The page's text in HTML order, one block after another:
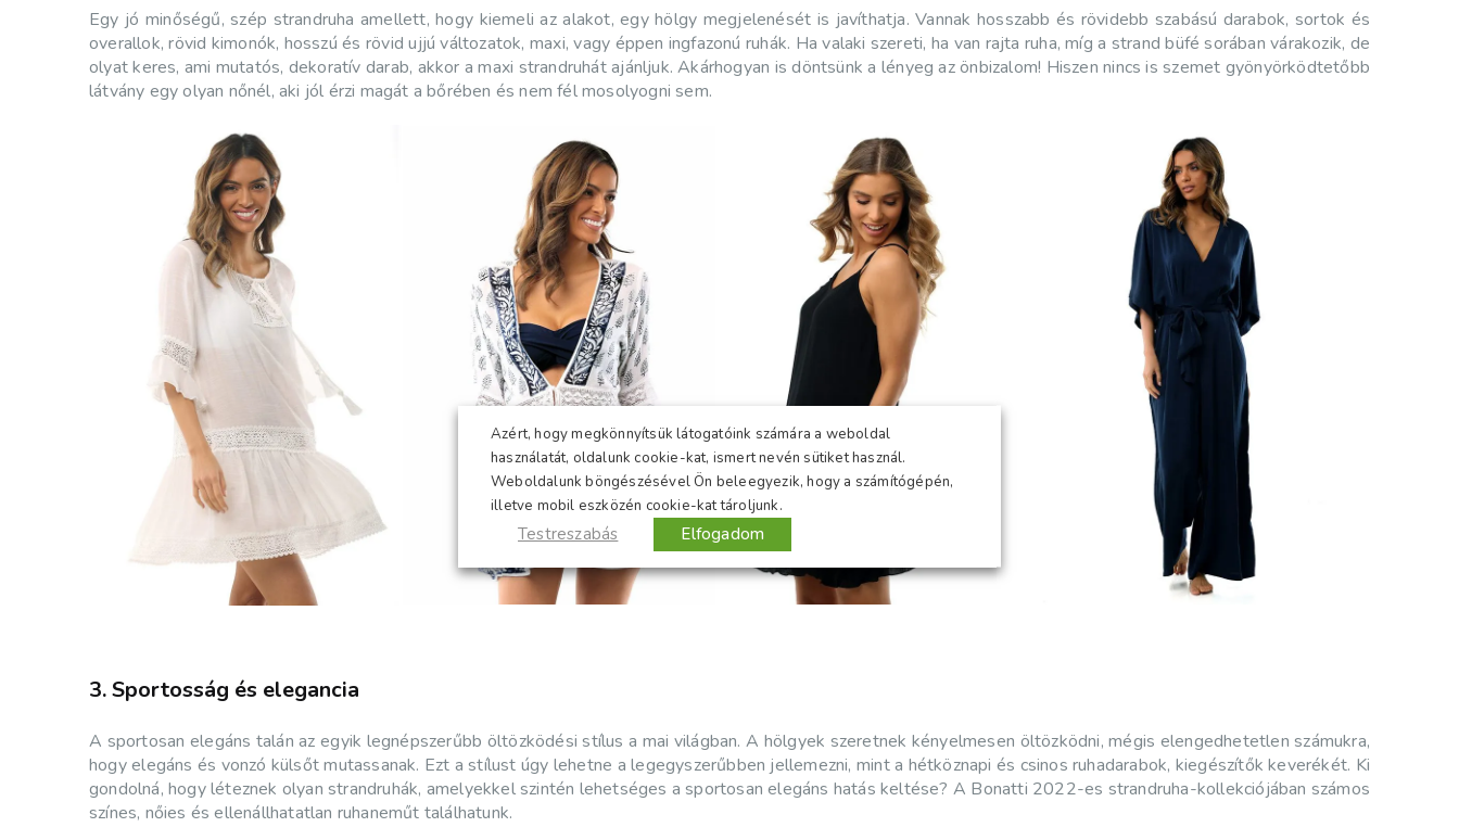
Egy jó minőségű, szép strandruha amellett, hogy kiemeli az alakot, egy hölgy megjelenését is javíthatja. Vannak hosszabb és rövidebb szabású darabok, sortok és
overallok, rövid kimonók, hosszú és rövid ujjú változatok, maxi, vagy éppen ingfazonú ruhák. Ha valaki szereti, ha van rajta ruha, míg a strand büfé sorában várakozik, de
olyat keres, ami mutatós, dekoratív darab, akkor a maxi strandruhát ajánljuk. Akárhogyan is döntsünk a lényeg az önbizalom! Hiszen nincs is szemet gyönyörködtetőbb
látvány egy olyan nőnél, aki jól érzi magát a bőrében és nem fél mosolyogni sem.
3. Sportosság és elegancia
A sportosan elegáns talán az egyik legnépszerűbb öltözködési stílus a mai világban. A hölgyek szeretnek kényelmesen öltözködni, mégis elengedhetetlen számukra,
hogy elegáns és vonzó külsőt mutassanak. Ezt a stílust úgy lehetne a legegyszerűbben jellemezni, mint a hétköznapi és csinos ruhadarabok, kiegészítők keverékét. Ki
gondolná, hogy léteznek olyan strandruhák, amelyekkel szintén lehetséges a sportosan elegáns hatás keltése? A Bonatti 2022-es strandruha-kollekciójában számos
színes, nőies és ellenállhatatlan ruhaneműt találhatunk.
Azért, hogy megkönnyítsük látogatóink számára a weboldal
használatát, oldalunk cookie-kat, ismert nevén sütiket használ.
Weboldalunk böngészésével Ön beleegyezik, hogy a számítógépén,
illetve mobil eszközén cookie-kat tároljunk.
Testreszabás Elfogadom